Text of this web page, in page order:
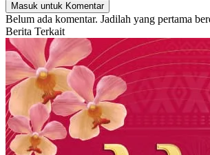
Masuk untuk Komentar
Belum ada komentar. Jadilah yang pertama
Berita Terkait